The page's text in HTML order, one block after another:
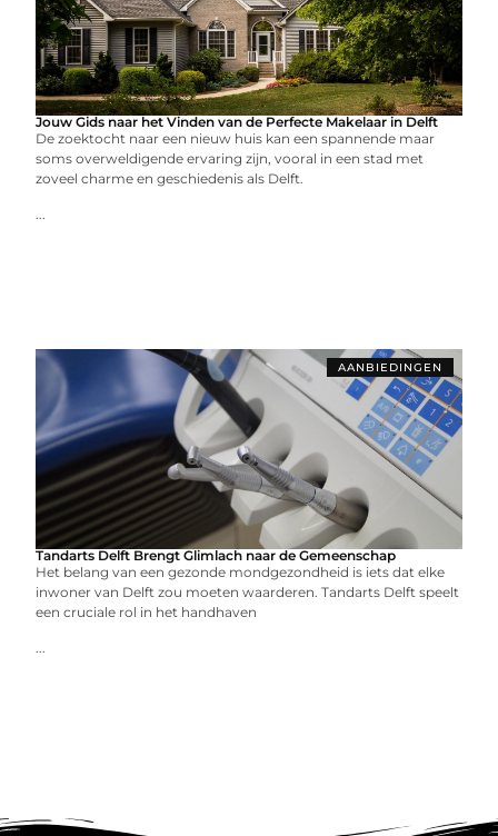
Jouw Gids naar het Vinden van de Perfecte Makelaar in Delft
De zoektocht naar een nieuw huis kan een spannende maar
soms overweldigende ervaring zijn, vooral in een stad met
zoveel charme en geschiedenis als Delft.
...
AANBIEDINGEN
Tandarts Delft Brengt Glimlach naar de Gemeenschap
Het belang van een gezonde mondgezondheid is iets dat elke
inwoner van Delft zou moeten waarderen. Tandarts Delft speelt
een cruciale rol in het handhaven
...